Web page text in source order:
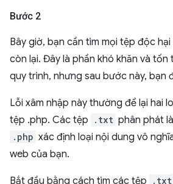
Bước 2
Bây giờ, bạn cần tìm mọi tệp độc
còn lại. Đây là phần khó khăn và
quy trình, nhưng sau bước này, bạn
Lỗi xâm nhập này thường để lại hai
tệp .php. Các tệp
.txt phân phát
.php xác định loại nội dung vô
web của bạn.
Bắt đầu bằng cách tìm các tệp .txt